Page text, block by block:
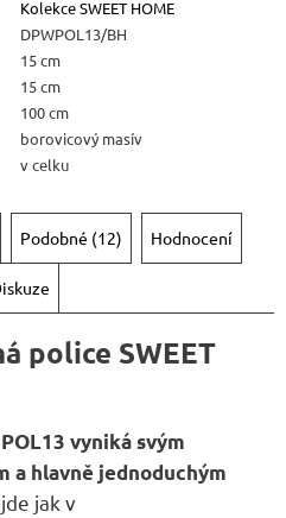
Kolekce SWEET HOME
DPWPOL13/BH
15 cm
15 cm
100 cm
borovicový masív
v celku
Podobné (12) Hodnocení
police SWEET
POL13 vyniká svým
a hlavně jednoduchým
jak v